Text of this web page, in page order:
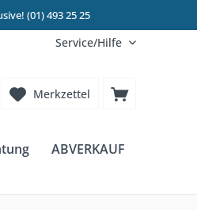
(01) 493 25 25
Service/Hilfe
Merkzettel
ABVERKAUF